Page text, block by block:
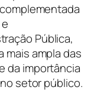
Pública,
mais ampla das
da importância
setor público.